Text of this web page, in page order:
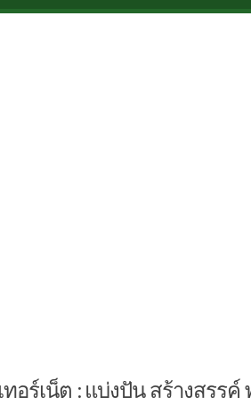
อร์เน็ต : แบ่งปัน สร้างสรรค์